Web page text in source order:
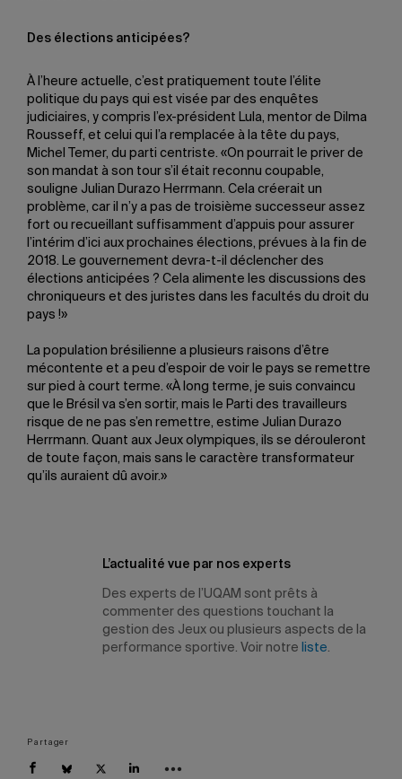
Des élections anticipées?
À l’heure actuelle, c’est pratiquement toute l’élite
politique du pays qui est visée par des enquêtes
judiciaires, y compris l’ex-président Lula, mentor de Dilma
Rousseff, et celui qui l’a remplacée à la tête du pays,
Michel Temer, du parti centriste. «On pourrait le priver de
son mandat à son tour s’il était reconnu coupable,
souligne Julian Durazo Herrmann. Cela créerait un
problème, car il n’y a pas de troisième successeur assez
fort ou recueillant suffisamment d’appuis pour assurer
l’intérim d’ici aux prochaines élections, prévues à la fin de
2018. Le gouvernement devra-t-il déclencher des
élections anticipées ? Cela alimente les discussions des
chroniqueurs et des juristes dans les facultés du droit du
pays !»
La population brésilienne a plusieurs raisons d’être
mécontente et a peu d’espoir de voir le pays se remettre
sur pied à court terme. «À long terme, je suis convaincu
que le Brésil va s’en sortir, mais le Parti des travailleurs
risque de ne pas s’en remettre, estime Julian Durazo
Herrmann. Quant aux Jeux olympiques, ils se dérouleront
de toute façon, mais sans le caractère transformateur
qu’ils auraient dû avoir.»
L’actualité vue par nos experts
Des experts de l’UQAM sont prêts à
commenter des questions touchant la
gestion des Jeux ou plusieurs aspects de la
performance sportive. Voir notre liste.
Partager